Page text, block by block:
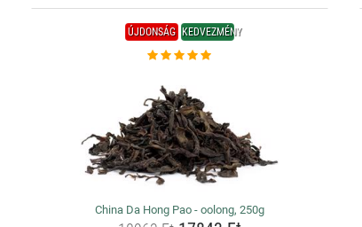
ÚJDONSÁG KEDVEZMÉNY
China Da Hong Pao - oolong, 250g